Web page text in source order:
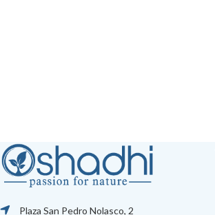
Plaza San Pedro Nolasco, 2